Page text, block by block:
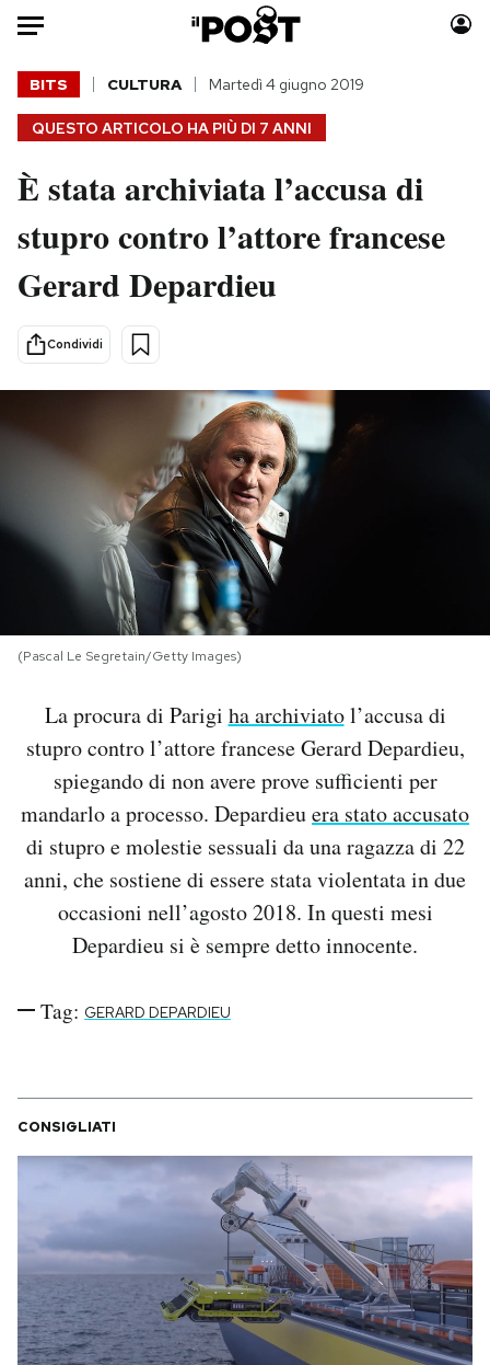
Auto
HOME
Italia
Politica
Tecnologia
Scienza
Moda
Consumismi
Altrecose
Mondiali calcio 2026
PODCAST
NEWSLETTER
SHOP
CALENDARIO
AREA PERSONALE
Area Personale
Regala il Post
QUESTO ARTICOLO HA PIÙ DI 7 ANNI
BITS CULTURA Martedì 4 giugno 2019
È stata archiviata l’accusa di
stupro contro l’attore francese
Gerard Depardieu
Condividi
(Pascal Le Segretain/Getty Images)
La procura di Parigi ha archiviatol’accusa di
stupro contro l’attore francese Gerard Depardieu,
spiegando di non avere prove sufficienti per
mandarlo a processo. Depardieuera stato accusato
di stupro e molestie sessuali da una ragazza di 22
anni, che sostiene di essere stata violentata in due
occasioni nell’agosto 2018. In questi mesi
Depardieu si è sempre detto innocente.
Tag: GERARD DEPARDIEU
CONSIGLIATI